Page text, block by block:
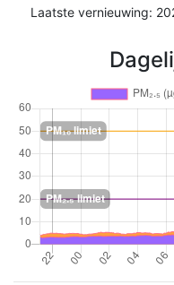
Laatste vernieuwing: